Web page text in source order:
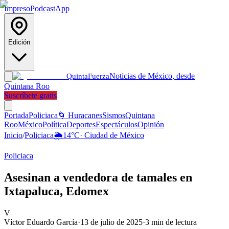
ImpresoPodcastApp
Edición
QuintaFuerzaNoticias de México, desde
Quintana Roo
Suscríbete gratis
PortadaPoliciaca 🌀 HuracanesSismosQuintana
RooMéxicoPolíticaDeportesEspectáculosOpinión
Inicio/Policiaca🌦️14°C· Ciudad de México
Policiaca
Asesinan a vendedora de tamales en
Ixtapaluca, Edomex
V
Víctor Eduardo García·13 de julio de 2025·3 min de lectura